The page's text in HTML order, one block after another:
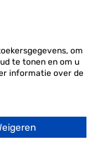
|
om
te tonen en om u
informatie over de